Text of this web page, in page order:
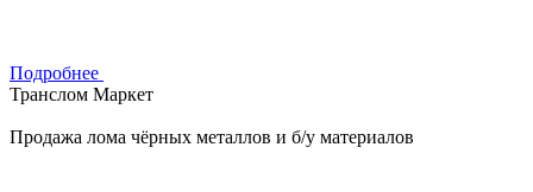
Подробнее
Транслом Маркет
Продажа лома чёрных металлов и б/у материалов